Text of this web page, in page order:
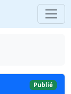
Publié